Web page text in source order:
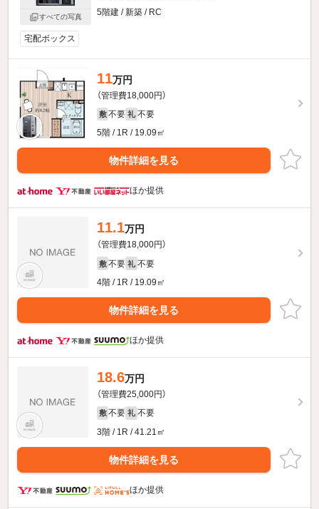
すべての写真
5階建 / 新築 / RC
宅配ボックス
11万円
（管理費18,000円）
敷 不要 礼 不要
5階 / 1R / 19.09㎡
物件詳細を見る
ほか提供
11.1万円
（管理費18,000円）
敷 不要 礼 不要
4階 / 1R / 19.09㎡
物件詳細を見る
ほか提供
18.6万円
（管理費25,000円）
敷 不要 礼 不要
3階 / 1R / 41.21㎡
物件詳細を見る
ほか提供